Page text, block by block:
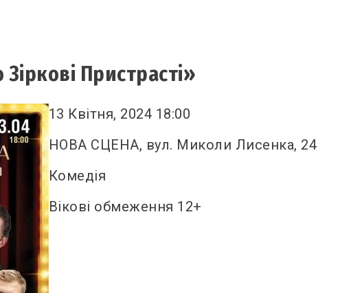
Пристрасті»
13 Квітня, 2024 18:00
НОВА СЦЕНА, вул. Миколи Лисенка, 24
Комедія
Вікові обмеження 12+